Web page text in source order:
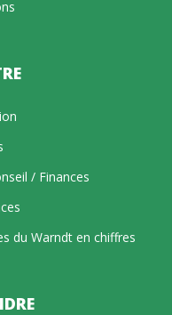
/ Finances
du Warndt en chiffres